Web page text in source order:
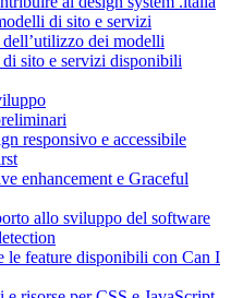
di sito e servizi
dei modelli
sito e servizi disponibili
responsivo e accessibile
enhancement e Graceful
allo sviluppo del software
le feature disponibili con Can I